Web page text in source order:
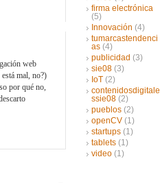
firma electrónica
(5)
Innovación (4)
tumarcastendenci
as (4)
publicidad (3)
sie08 (3)
IoT (2)
contenidosdigitale
ssie08 (2)
pueblos (2)
openCV (1)
startups (1)
tablets (1)
video (1)
web
mal, no?)
por qué no,